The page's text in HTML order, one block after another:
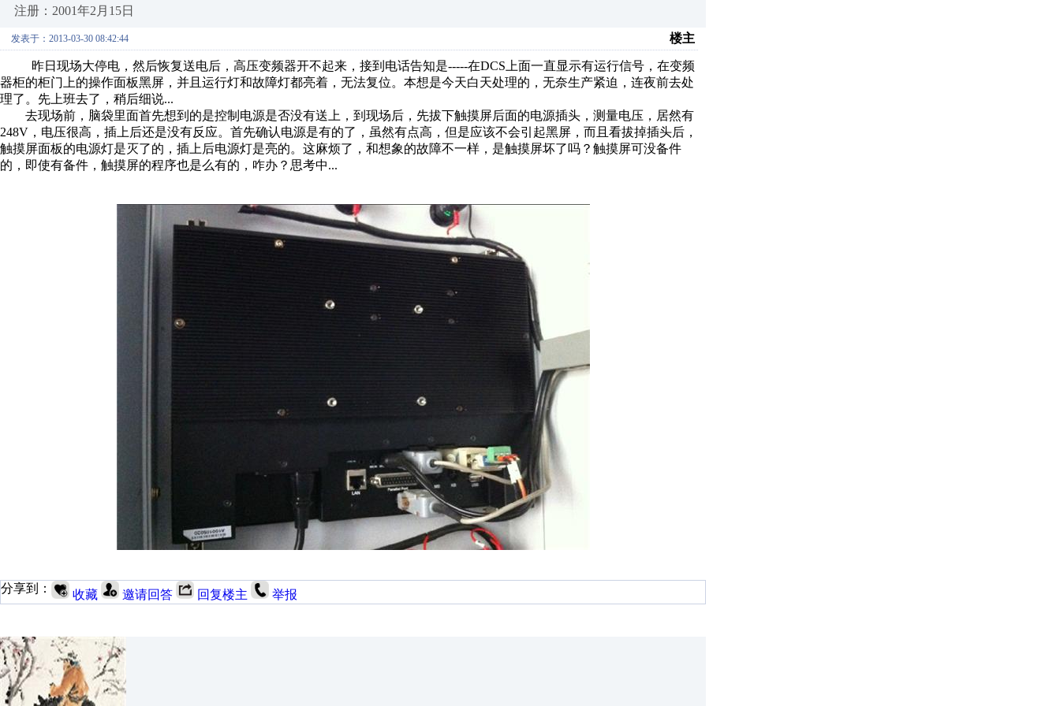
注册：2001年2月15日
发表于：2013-03-30 08:42:44 楼主
昨日现场大停电，然后恢复送电后，高压变频器开不起来，接到电话告知是-----在DCS上面一直显示有运行信号，在变频
器柜的柜门上的操作面板黑屏，并且运行灯和故障灯都亮着，无法复位。本想是今天白天处理的，无奈生产紧迫，连夜前去处
理了。先上班去了，稍后细说...
去现场前，脑袋里面首先想到的是控制电源是否没有送上，到现场后，先拔下触摸屏后面的电源插头，测量电压，居然有
248V，电压很高，插上后还是没有反应。首先确认电源是有的了，虽然有点高，但是应该不会引起黑屏，而且看拔掉插头后，
触摸屏面板的电源灯是灭了的，插上后电源灯是亮的。这麻烦了，和想象的故障不一样，是触摸屏坏了吗？触摸屏可没备件
的，即使有备件，触摸屏的程序也是么有的，咋办？思考中...
分享到： 收藏 邀请回答 回复楼主 举报